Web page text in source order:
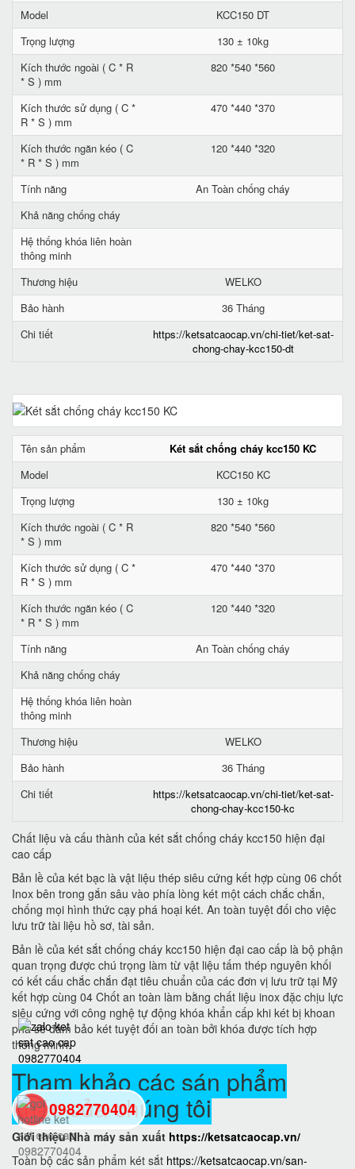
Model
KCC150 DT
Trọng lượng
130 ± 10kg
Kích thước ngoài ( C * R
* S ) mm
820 *540 *560
Kích thước sử dụng ( C *
R * S ) mm
470 *440 *370
Kích thước ngăn kéo ( C
* R * S ) mm
120 *440 *320
Tính năng
An Toàn chống cháy
Khả năng chống cháy
Hệ thống khóa liên hoàn
thông minh
Thương hiệu
WELKO
Bảo hành
36 Tháng
Chi tiết
https://ketsatcaocap.vn/chi-tiet/ket-sat-
chong-chay-kcc150-dt
Tên sản phẩm
Két sắt chống cháy kcc150 KC
Model
KCC150 KC
Trọng lượng
130 ± 10kg
Kích thước ngoài ( C * R
* S ) mm
820 *540 *560
Kích thước sử dụng ( C *
R * S ) mm
470 *440 *370
Kích thước ngăn kéo ( C
* R * S ) mm
120 *440 *320
Tính năng
An Toàn chống cháy
Khả năng chống cháy
Hệ thống khóa liên hoàn
thông minh
Thương hiệu
WELKO
Bảo hành
36 Tháng
Chi tiết
https://ketsatcaocap.vn/chi-tiet/ket-sat-
chong-chay-kcc150-kc
Chất liệu và cấu thành của két sắt chống cháy kcc150 hiện đại
cao cấp
Bản lề của két bạc là vật liệu thép siêu cứng kết hợp cùng 06 chốt
Inox bên trong gắn sâu vào phía lòng két một cách chắc chắn,
chống mọi hình thức cạy phá hoại két. An toàn tuyệt đối cho việc
lưu trữ tài liệu hồ sơ, tài sản.
Bản lề của két sắt chống cháy kcc150 hiện đại cao cấp là bộ phận
quan trọng được chú trọng làm từ vật liệu tấm thép nguyên khối
có kết cấu chắc chắn đạt tiêu chuẩn của các đơn vị lưu trữ tại Mỹ
kết hợp cùng 04 Chốt an toàn làm bằng chất liệu inox đặc chịu lực
siêu cứng với công nghệ tự động khóa khẩn cấp khi két bị khoan
phá sẽ đảm bảo két tuyệt đối an toàn bởi khóa được tích hợp
thông minh.
Tham khảo các sán phẩm
khác của chúng tôi
Giới thiệu Nhà máy sản xuất https://ketsatcaocap.vn/
Toàn bộ các sản phẩm két sắt https://ketsatcaocap.vn/san-
0982770404